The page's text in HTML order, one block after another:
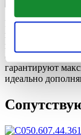
Ремешки NATO,
превратились в
неспроста. Они
обладают
гарантируют
идеально